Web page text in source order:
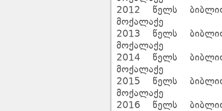
2012 წელს
მოქალაქე
2013 წელს
მოქალაქე
2014 წელს
მოქალაქე
2015 წელს
მოქალაქე
2016 წელს